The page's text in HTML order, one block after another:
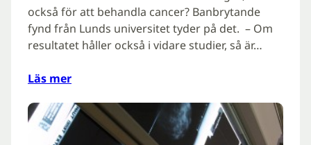
också för att behandla cancer? Banbrytande
fynd från Lunds universitet tyder på det. – Om
resultatet håller också i vidare studier, så är…
Läs mer